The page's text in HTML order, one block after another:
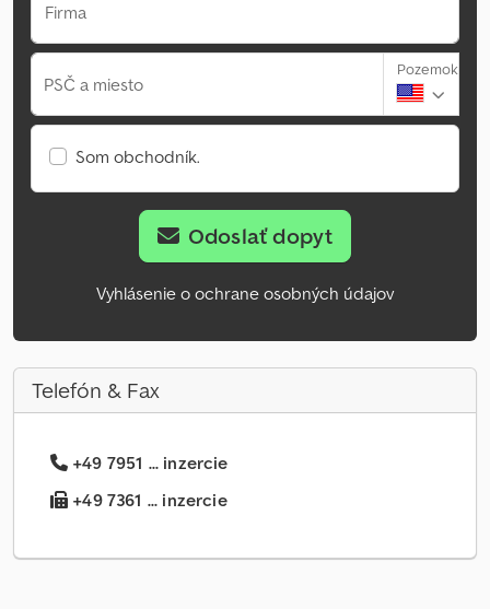
Firma
PSČ a miesto
Pozemok
Som obchodník.
Odoslať dopyt
Vyhlásenie o ochrane osobných údajov
Telefón & Fax
+49 7951 ... inzercie
+49 7361 ... inzercie